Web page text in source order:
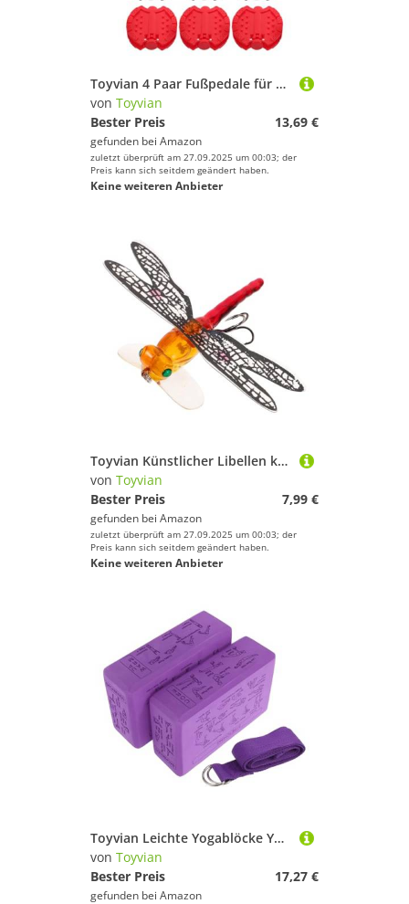
Inline-Skates & Rollschuhe
Jagd-Sport
Kampfsport
Kanu-Sport
Klettern & Bouldern
Leichtathletik
Skateboarding
Snowboard
Stand-Up Paddling
Tauchen & Schnorcheln
Turnen & Gymnastik
Volleyball
Toyvian 4 Paar Fußpedale für Kleinkinderdreiräder: Ersatzpedale für Kinderfahrräder – Bequeme, rutschfeste Fußstütze für Kleinkinderfahrräder für Stabilität
von Toyvian
Bester Preis
13,69 €
gefunden bei Amazon
zuletzt überprüft am 27.09.2025 um 00:03; der
Preis kann sich seitdem geändert haben.
Keine weiteren Anbieter
Toyvian Künstlicher Libellen köder Weicher Angelköder Wasseroberflächennah Vielseitig Einsetzbar für Süßwasser Angler mit Farbigen Lichtreflektoren für Bachforelle Barsch und Andere
von Toyvian
Bester Preis
7,99 €
gefunden bei Amazon
zuletzt überprüft am 27.09.2025 um 00:03; der
Preis kann sich seitdem geändert haben.
Keine weiteren Anbieter
Toyvian Leichte Yogablöcke Yogagurt Und Stein Weiche Eva Yogablöcke Zum Straffen Hochdichte Yogasteine Rutschfester Yogablock Yogablock Für Tiefe Posen Yoga Requisiten
von Toyvian
Bester Preis
17,27 €
gefunden bei Amazon